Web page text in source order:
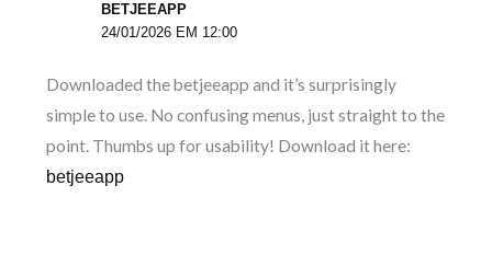
BETJEEAPP
24/01/2026 EM 12:00
Downloaded the betjeeapp and it’s surprisingly
simple to use. No confusing menus, just straight to the
point. Thumbs up for usability! Download it here:
betjeeapp